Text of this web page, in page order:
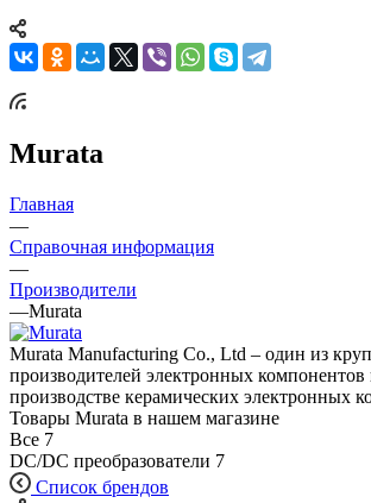
Murata
Главная
—
Справочная информация
—
Производители
—Murata
Murata Manufacturing Co., Ltd – один из
производителей электронных
производстве керамических электронных
Товары Murata в нашем магазине
Все 7
DC/DC преобразователи 7
Список брендов